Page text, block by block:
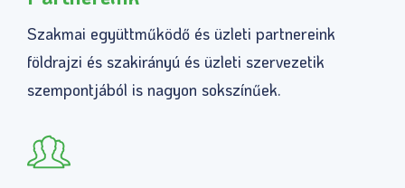
Szakmai együttműködő és üzleti partnereink
földrajzi és szakirányú és üzleti szervezetik
szempontjából is nagyon sokszínűek.